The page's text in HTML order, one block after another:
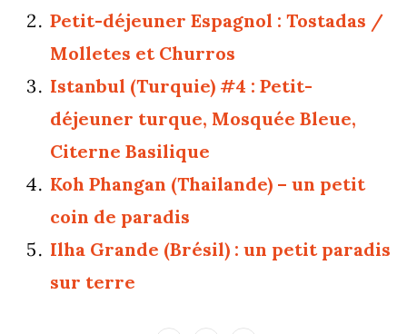
Petit-déjeuner Espagnol : Tostadas /
Molletes et Churros
Istanbul (Turquie) #4 : Petit-
déjeuner turque, Mosquée Bleue,
Citerne Basilique
Koh Phangan (Thailande) – un petit
coin de paradis
Ilha Grande (Brésil) : un petit paradis
sur terre